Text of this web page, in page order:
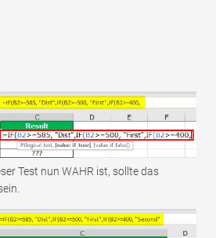
Test nun WAHR ist, sollte das